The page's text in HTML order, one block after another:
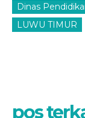
Dinas
LUWU TIMUR
pos